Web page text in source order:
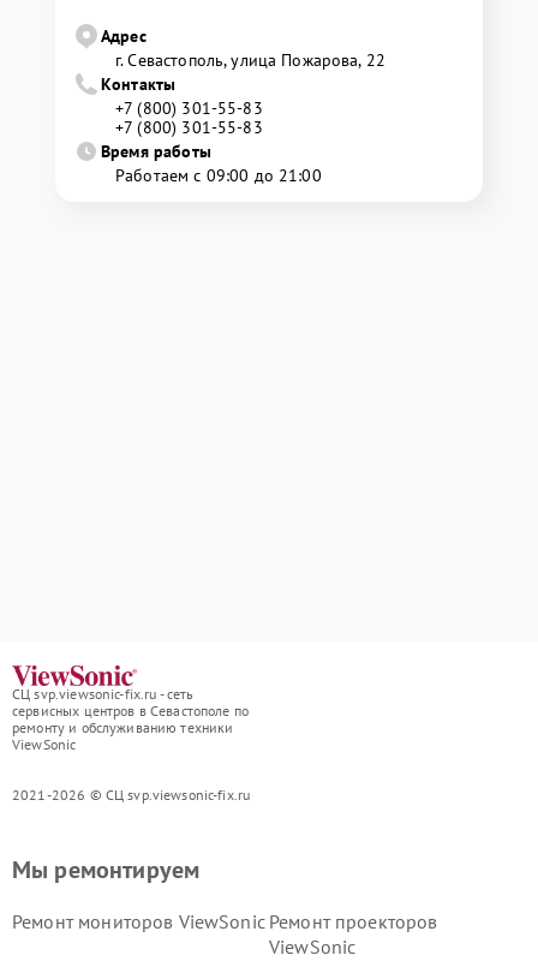
Адрес
г. Севастополь, улица Пожарова, 22
Контакты
+7 (800) 301-55-83
+7 (800) 301-55-83
Время работы
Работаем с 09:00 до 21:00
СЦ svp.viewsonic-fix.ru - сеть
сервисных центров в Севастополе по
ремонту и обслуживанию техники
ViewSonic
2021-2026 © СЦ svp.viewsonic-fix.ru
Мы ремонтируем
Ремонт мониторов ViewSonic Ремонт проекторов
ViewSonic